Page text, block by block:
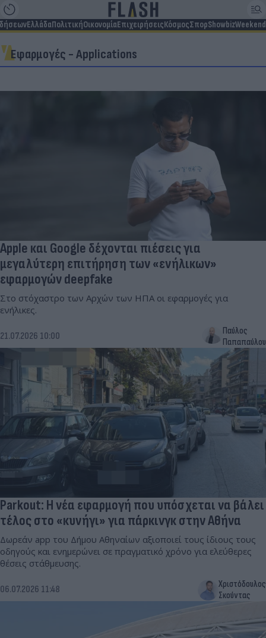
ΕλλάδαΠολιτικήΟικονομίαΕπιχειρήσειςΚόσμοςΣπορShowbizWeekend
Εφαρμογές - Applications
Apple και Google δέχονται πιέσεις για
μεγαλύτερη επιτήρηση των «ενήλικων»
εφαρμογών deepfake
Στο στόχαστρο των Αρχών των ΗΠΑ οι εφαρμογές για
ενήλικες.
21.07.2026 10:00
Παύλος
Παπαπαύλου
Parkout: Η νέα εφαρμογή που υπόσχεται να βάλει
τέλος στο «κυνήγι» για πάρκινγκ στην Αθήνα
Δωρεάν app του Δήμου Αθηναίων αξιοποιεί τους ίδιους τους
οδηγούς και ενημερώνει σε πραγματικό χρόνο για ελεύθερες
θέσεις στάθμευσης.
06.07.2026 11:48
Χριστόδουλος
Σκούντας